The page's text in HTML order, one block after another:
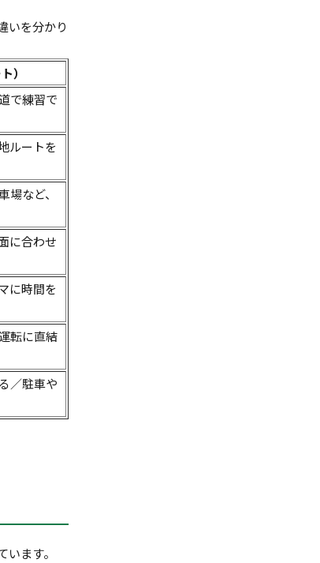
いを分かり
）
で練習で
ルートを
など、
に合わせ
に時間を
転に直結
／駐車や
います。